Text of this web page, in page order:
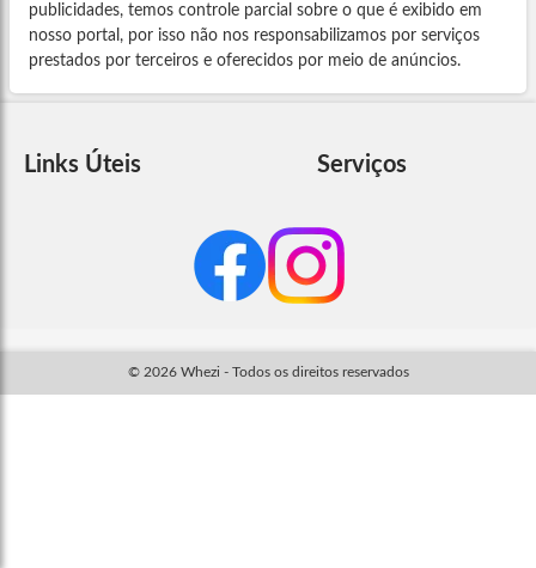
publicidades, temos controle parcial sobre o que é exibido em
nosso portal, por isso não nos responsabilizamos por serviços
prestados por terceiros e oferecidos por meio de anúncios.
Links Úteis Serviços
© 2026 Whezi - Todos os direitos reservados